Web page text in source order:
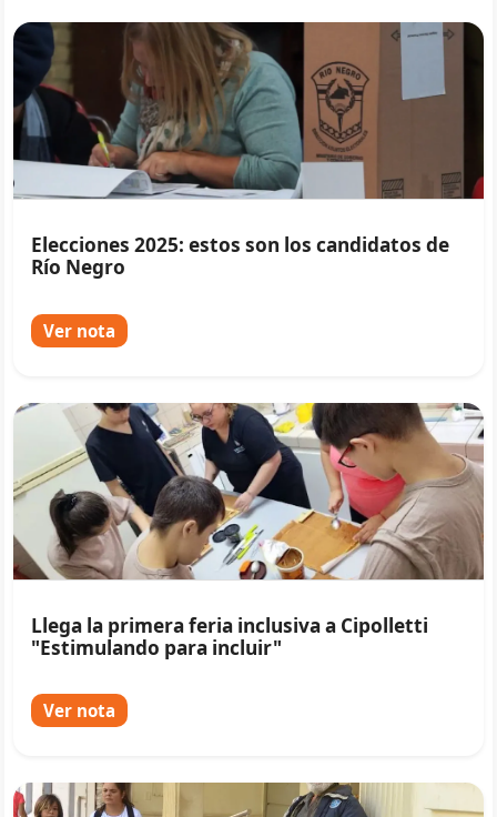
Elecciones 2025: estos son los candidatos de
Río Negro
Ver nota
Llega la primera feria inclusiva a Cipolletti
"Estimulando para incluir"
Ver nota